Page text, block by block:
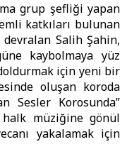
grup şefliği yapan
katkıları bulunan
devralan Salih Şahin,
kaybolmaya yüz
için yeni bir
oluşan koroda
Sesler Korosunda”
halk müziğine gönül
yakalamak için